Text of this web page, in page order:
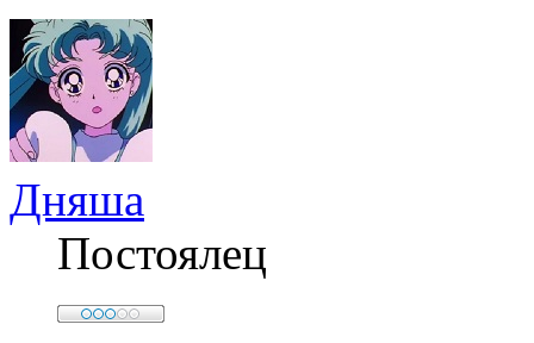
Дняша
Постоялец